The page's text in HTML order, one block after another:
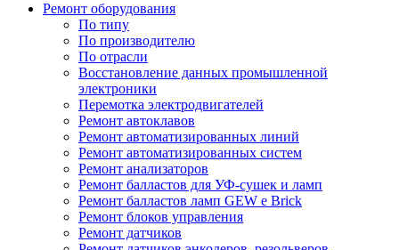
Ремонт оборудования
По типу
По производителю
По отрасли
Восстановление данных промышленной
электроники
Перемотка электродвигателей
Ремонт автоклавов
Ремонт автоматизированных линий
Ремонт автоматизированных систем
Ремонт анализаторов
Ремонт балластов для УФ-сушек и ламп
Ремонт балластов ламп GEW e Brick
Ремонт блоков управления
Ремонт датчиков